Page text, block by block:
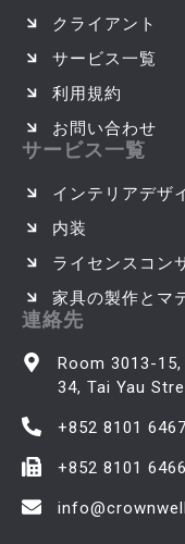
クライアント
サービス一覧
利用規約
お問い合わせ
サービス一覧
インテリアデザ
内装
ライセンスコン
家具の製作とマ
連絡先
Room 3013-
34, Tai Yau
+852 8101 6467
+852 8101 6466